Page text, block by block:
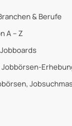
& Berufe
A – Z